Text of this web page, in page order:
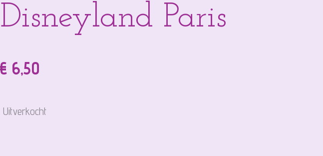
Disneyland Paris
€ 6,50
Uitverkocht